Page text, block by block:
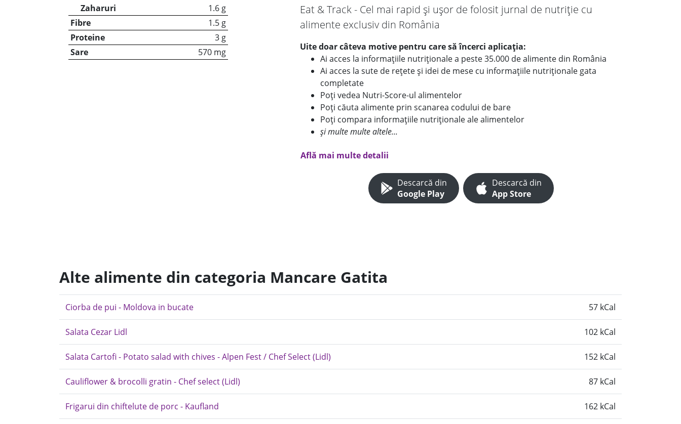
Zaharuri
1.6 g
Fibre
1.5 g
Proteine
3 g
Sare
570 mg
Eat & Track - Cel mai rapid și ușor de folosit jurnal de nutriție cu
alimente exclusiv din România
Uite doar câteva motive pentru care să încerci aplicația:
Ai acces la informațiile nutriționale a peste 35.000 de alimente din România
Ai acces la sute de rețete și idei de mese cu informațiile nutriționale gata
completate
Poți vedea Nutri-Score-ul alimentelor
Poți căuta alimente prin scanarea codului de bare
Poți compara informațiile nutriționale ale alimentelor
și multe multe altele...
Află mai multe detalii
Descarcă din
Google Play
Descarcă din
App Store
Alte alimente din categoria Mancare Gatita
Ciorba de pui - Moldova in bucate 57 kCal
Salata Cezar Lidl 102 kCal
Salata Cartofi - Potato salad with chives - Alpen Fest / Chef Select (Lidl) 152 kCal
Cauliflower & brocolli gratin - Chef select (Lidl) 87 kCal
Frigarui din chiftelute de porc - Kaufland 162 kCal